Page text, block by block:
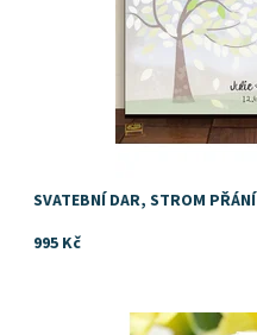
SVATEBNÍ DAR, STROM PŘÁNÍ
995 Kč
Skladem